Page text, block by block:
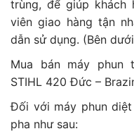
trùng, để giúp
viên giao hàng tận
dẫn sử dụng. (Bên
Mua bán máy phun
STIHL 420 Đức –
Đối với máy phun
pha như sau: